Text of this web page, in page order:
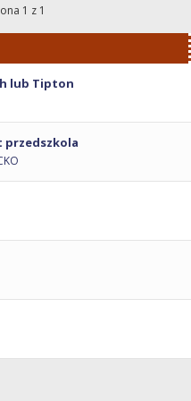
1 z 1
lub Tipton